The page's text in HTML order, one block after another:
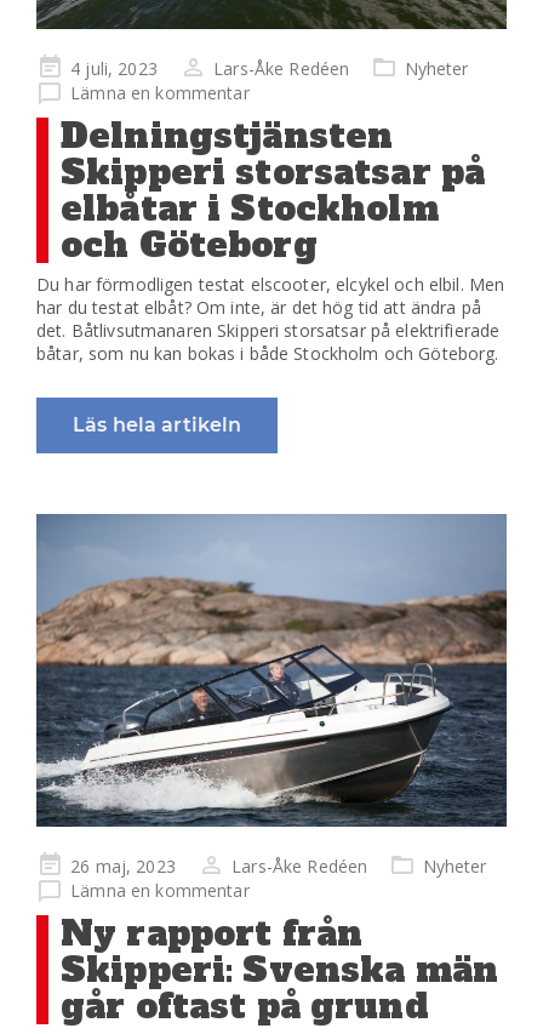
Publicerad
på
4 juli, 2023 Lars-Åke Redéen
Nyheter
Lämna en kommentar
Delningstjänsten
Skipperi storsatsar på
elbåtar i Stockholm
och Göteborg
Du har förmodligen testat elscooter, elcykel och elbil. Men
har du testat elbåt? Om inte, är det hög tid att ändra på
det. Båtlivsutmanaren Skipperi storsatsar på elektrifierade
båtar, som nu kan bokas i både Stockholm och Göteborg.
Läs hela artikeln
Publicerad
på
26 maj, 2023 Lars-Åke Redéen
Nyheter
Lämna en kommentar
Ny rapport från
Skipperi: Svenska män
går oftast på grund